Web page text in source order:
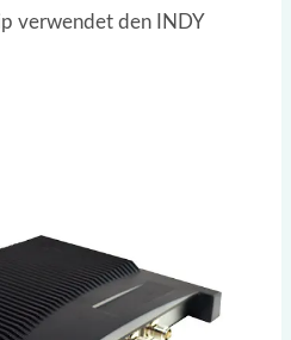
verwendet den INDY